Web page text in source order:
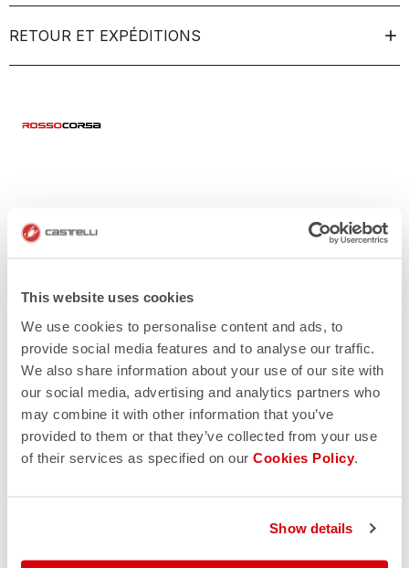
This website uses cookies
We use cookies to personalise content and ads, to
provide social media features and to analyse our traffic.
We also share information about your use of our site with
our social media, advertising and analytics partners who
may combine it with other information that you’ve
provided to them or that they’ve collected from your use
of their services as specified on our Cookies Policy.
Show details
RETOUR ET EXPÉDITIONS